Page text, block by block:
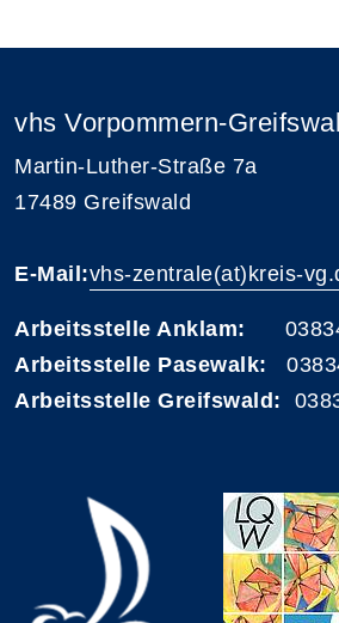
vhs Vorpommern-
Martin-Luther-Straße 7a
17489 Greifswald
E-Mail:vhs-zentrale(at)kreis-
Arbeitsstelle Anklam: 03834
Arbeitsstelle Pasewalk:
Arbeitsstelle Greifswald: